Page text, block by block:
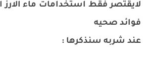
لايقتصر فقط استخدامات ماء الارز
فوائد صحيه
عند شربه سنذكرها :